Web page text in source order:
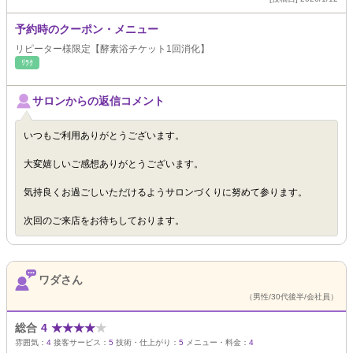
予約時のクーポン・メニュー
リピーター様限定【酵素浴チケット1回消化】
ﾘﾗｸ
サロンからの返信コメント
いつもご利用ありがとうございます。
大変嬉しいご感想ありがとうございます。
気持良くお過ごしいただけるようサロンづくりに努めて参ります。
次回のご来店をお待ちしております。
ワダさん
（男性/30代後半/会社員）
総合 4 ★★★★★
雰囲気： 4 接客サービス： 5 技術・仕上がり： 5 メニュー・料金： 4